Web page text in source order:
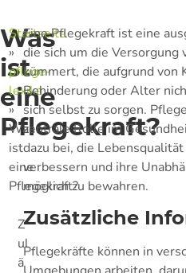
Was
ist
eine
Pflegekraft?
Startseite
»
pflege-
lexika
»
Was
ist
eine
Pflegekraft?
Z
ul
ä
Eine Pflegekraft ist eine
die sich um die Versorgung
kümmert, die aufgrund von
Behinderung oder Alter
sich selbst zu sorgen.
zentrale Rolle im
dazu bei, die
verbessern und ihre
möglich zu bewahren.
Zusätzliche
Pflegekräfte können in